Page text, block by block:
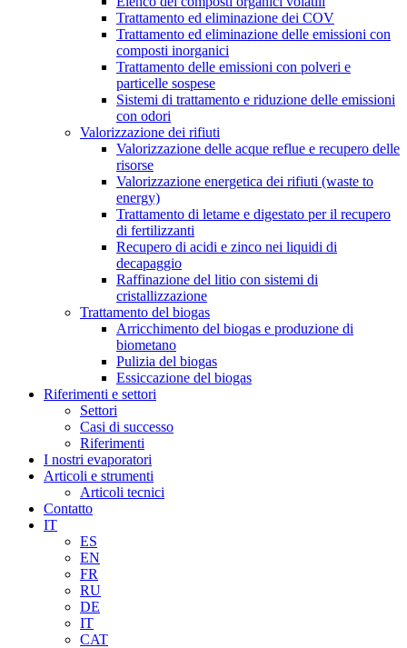
Trattamento ed eliminazione dei COV
Trattamento ed eliminazione delle emissioni con
composti inorganici
Trattamento delle emissioni con polveri e
particelle sospese
Sistemi di trattamento e riduzione delle emissioni
con odori
Valorizzazione dei rifiuti
Valorizzazione delle acque reflue e recupero delle
risorse
Valorizzazione energetica dei rifiuti (waste to
energy)
Trattamento di letame e digestato per il recupero
di fertilizzanti
Recupero di acidi e zinco nei liquidi di
decapaggio
Raffinazione del litio con sistemi di
cristallizzazione
Trattamento del biogas
Arricchimento del biogas e produzione di
biometano
Pulizia del biogas
Essiccazione del biogas
Riferimenti e settori
Settori
Casi di successo
Riferimenti
I nostri evaporatori
Articoli e strumenti
Articoli tecnici
Contatto
IT
ES
EN
FR
RU
DE
IT
CAT